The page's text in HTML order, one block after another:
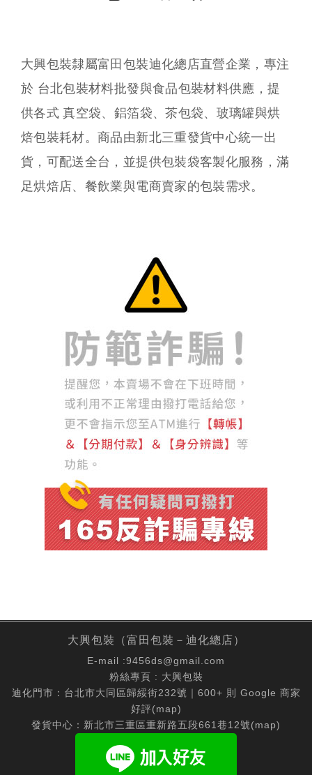
大興包裝隸屬富田包裝迪化總店直營企業，專注
於 台北包裝材料批發與食品包裝材料供應，提
供各式 真空袋、鋁箔袋、茶包袋、玻璃罐與烘
焙包裝耗材。商品由新北三重發貨中心統一出
貨，可配送全台，並提供包裝袋客製化服務，滿
足烘焙店、餐飲業與電商賣家的包裝需求。
大興包裝（富田包裝－迪化總店）
E-mail :9456ds@gmail.com
粉絲專頁 : 大興包裝
迪化門市：台北市大同區歸綏街232號｜600+ 則 Google 商家
好評(map)
發貨中心：新北市三重區重新路五段661巷12號(map)